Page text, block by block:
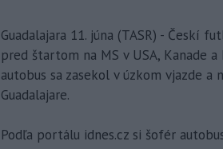
Guadalajara 11. júna (TASR) - Českí
pred štartom na MS v USA, Kanade
autobus sa zasekol v úzkom vjazde
Guadalajare.
Podľa portálu idnes.cz si šofér